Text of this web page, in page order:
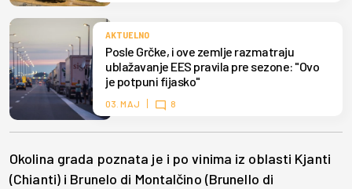
AKTUELNO
Posle Grčke, i ove zemlje razmatraju
ublažavanje EES pravila pre sezone: "Ovo
je potpuni fijasko"
03. MAJ 8
Okolina grada poznata je i po vinima iz oblasti Kjanti
(Chianti) i Brunelo di Montalčino (Brunello di